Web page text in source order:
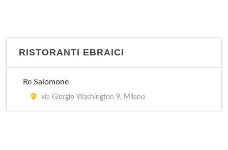
RISTORANTI EBRAICI
Re Salomone
via Giorgio Washington 9, Milano